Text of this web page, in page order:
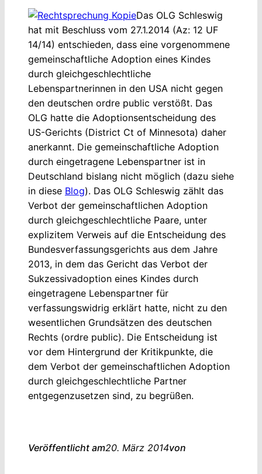
Das OLG Schleswig
hat mit Beschluss vom 27.1.2014 (Az: 12 UF
14/14) entschieden, dass eine vorgenommene
gemeinschaftliche Adoption eines Kindes
durch gleichgeschlechtliche
Lebenspartnerinnen in den USA nicht gegen
den deutschen ordre public verstößt. Das
OLG hatte die Adoptionsentscheidung des
US-Gerichts (District Ct of Minnesota) daher
anerkannt. Die gemeinschaftliche Adoption
durch eingetragene Lebenspartner ist in
Deutschland bislang nicht möglich (dazu siehe
in diese Blog). Das OLG Schleswig zählt das
Verbot der gemeinschaftlichen Adoption
durch gleichgeschlechtliche Paare, unter
explizitem Verweis auf die Entscheidung des
Bundesverfassungsgerichts aus dem Jahre
2013, in dem das Gericht das Verbot der
Sukzessivadoption eines Kindes durch
eingetragene Lebenspartner für
verfassungswidrig erklärt hatte, nicht zu den
wesentlichen Grundsätzen des deutschen
Rechts (ordre public). Die Entscheidung ist
vor dem Hintergrund der Kritikpunkte, die
dem Verbot der gemeinschaftlichen Adoption
durch gleichgeschlechtliche Partner
entgegenzusetzen sind, zu begrüßen.
Veröffentlicht am20. März 2014von